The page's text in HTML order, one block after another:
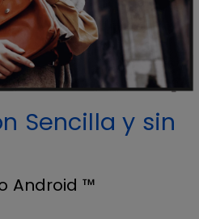
Sencilla y sin
Android ™